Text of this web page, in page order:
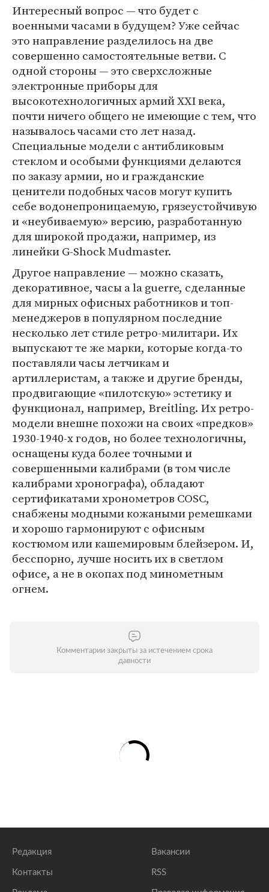
Интересный вопрос — что будет с
военными часами в будущем? Уже сейчас
это направление разделилось на две
совершенно самостоятельные ветви. С
одной стороны — это сверхсложные
электронные приборы для
высокотехнологичных армий XXI века,
почти ничего общего не имеющие с тем, что
называлось часами сто лет назад.
Специальные модели с антибликовым
стеклом и особыми функциями делаются
по заказу армии, но и гражданские
ценители подобных часов могут купить
себе водонепроницаемую, грязеустойчивую
и «неубиваемую» версию, разработанную
для широкой продажи, например, из
линейки G-Shock Mudmaster.
Другое направление — можно сказать,
декоративное, часы a la guerre, сделанные
для мирных офисных работников и топ-
менеджеров в популярном последние
несколько лет стиле ретро-милитари. Их
выпускают те же марки, которые когда-то
поставляли часы летчикам и
артиллеристам, а также и другие бренды,
продвигающие «пилотскую» эстетику и
функционал, например, Breitling. Их ретро-
модели внешне похожи на своих «предков»
1930-1940-х годов, но более технологичны,
оснащены куда более точными и
совершенными калибрами (в том числе
калибрами хронографа), обладают
сертификатами хронометров COSC,
снабжены модными кожаными ремешками
и хорошо гармонируют с офисным
костюмом или кашемировым блейзером. И,
бесспорно, лучше носить их в светлом
офисе, а не в окопах под минометным
огнем.
Комментарии закрыты за истечением срока
давности
Редакция
Контакты
Вакансии
RSS